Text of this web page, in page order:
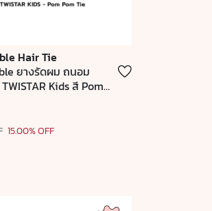
Hair Tie
ยางรัดผม ถนอม
Kids สี Pom
กล่องบรรจุ 3 ชิ้น)
15.00% OFF